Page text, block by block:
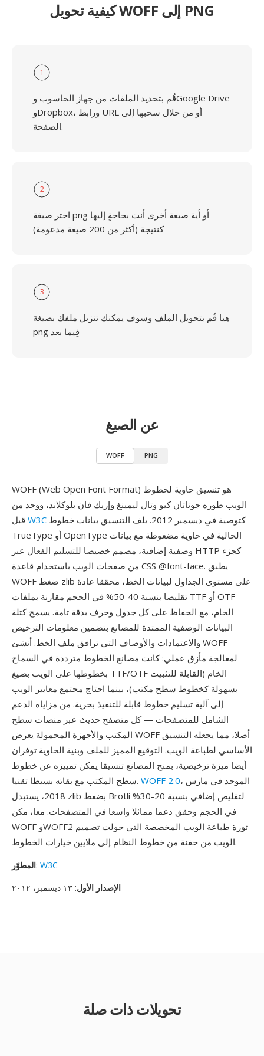
كيفية تحويل WOFF إلى PNG
1
قُم بتحديد الملفات من جهاز الحاسوب وGoogle Drive
وDropbox، ورابط URL أو من خلال سحبها إلى
الصفحة.
2
اختر صيغة png أو أية صيغة أخرى أنت بحاجةٍ إليها
كنتيجة (أكثر من 200 صيغة مدعومة)
3
هيا قُم بتحويل الملف وسوف يمكنك تنزيل ملفك بصيغة
png فِيما بعد
عن الصيغ
WOFF PNG
WOFF (Web Open Font Format) هو تنسيق حاوية لخطوط
الويب طوره جوناثان كيو وتال ليمينغ وإريك فان بلوكلاند، ووحد من
W3C
TrueType أو OpenType الحالية في حاوية مضغوطة مع بيانات
وصفية إضافية، مصمم خصيصا للتسليم الفعال عبر HTTP كجزء
من صفحات الويب باستخدام قاعدة CSS @font-face. يطبق
WOFF ضغط zlib على مستوى الجداول لبيانات الخط، محققا عادة
تقليصا بنسبة 40-50% في الحجم مقارنة بملفات TTF أو OTF
الخام، مع الحفاظ على كل جدول وحرف بدقة تامة. يسمح كتلة
البيانات الوصفية الممتدة للمصانع بتضمين معلومات الترخيص
والاعتمادات والأوصاف التي ترافق ملف الخط. أنشئ WOFF
لمعالجة مأزق عملي: كانت مصانع الخطوط مترددة في السماح
بخطوطها على الويب بصيغ TTF/OTF الخام (القابلة للتثبيت
بسهولة كخطوط سطح مكتب)، بينما احتاج مجتمع معايير الويب
إلى آلية تسليم خطوط قابلة للتنفيذ بحرية. من مزاياه الدعم
الشامل للمتصفحات — كل متصفح حديث عبر منصات سطح
المكتب والأجهزة المحمولة يعرض WOFF أصلا، مما يجعله التنسيق
الأساسي لطباعة الويب. التوقيع المميز للملف وبنية الحاوية توفران
أيضا ميزة ترخيصية، بمنح المصانع تنسيقا يمكن تمييزه عن خطوط
سطح المكتب مع بقائه بسيطا تقنيا. WOFF 2.0، الموحد في مارس
2018، يستبدل zlib بضغط Brotli لتقليص إضافي بنسبة 20-30%
في الحجم وحقق دعما مماثلا واسعا في المتصفحات. معا، مكن
WOFF وWOFF2 ثورة طباعة الويب المخصصة التي حولت تصميم
الويب من حفنة من خطوط النظام إلى ملايين خيارات الخطوط.
المطوّر: W3C
الإصدار الأول: ١٣ ديسمبر، ٢٠١٢
تحويلات ذات صلة